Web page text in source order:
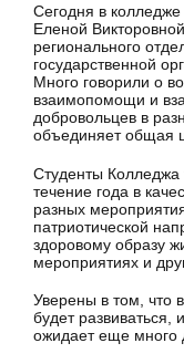
Сегодня в
Еленой
регионального
государственной
Много говорили о
взаимопомощи и
добровольцев в
объединяет общая
Студенты Колледжа
течение года в
разных
патриотической
здоровому образу
мероприятиях и
Уверены в том, что
будет
ожидает еще много